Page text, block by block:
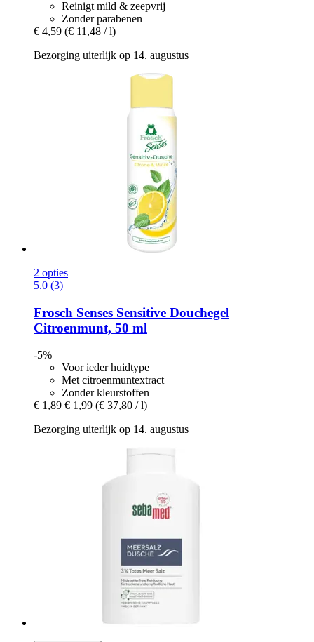
Reinigt mild & zeepvrij
Zonder parabenen
€ 4,59 (€ 11,48 / l)
Bezorging uiterlijk op 14. augustus
2 opties
5.0 (3)
Frosch Senses Sensitive Douchegel
Citroenmunt, 50 ml
-5%
Voor ieder huidtype
Met citroenmuntextract
Zonder kleurstoffen
€ 1,89 € 1,99 (€ 37,80 / l)
Bezorging uiterlijk op 14. augustus